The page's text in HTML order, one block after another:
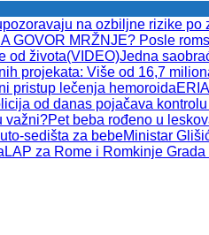
na ozbiljne rizike po
GOVOR MRŽNJE? Posle
od života(VIDEO)Jedna
projekata: Više od 16,7
pristup lečenja hemoroida
od danas pojačava
važni?Pet beba rođeno u
sedišta za bebeMinistar
LAP za Rome i Romkinje